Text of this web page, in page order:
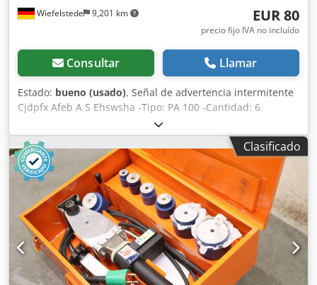
Wiefelstede 9,201 km EUR 80
precio fijo IVA no incluído
Consultar Llamar
Estado: bueno (usado), Señal de advertencia intermitente
Cjdpfx Afeb A S Ehswsha -Tipo: PA 100 -Cantidad: 6
unidades -Precio: por unidad -Peso: 0,2 kg/unidad
Clasificado